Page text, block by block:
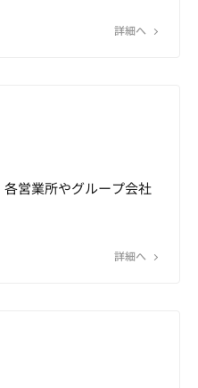
詳細へ
営業所やグループ会社
詳細へ